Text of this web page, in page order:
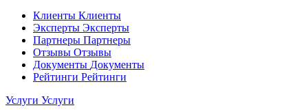
Клиенты Клиенты
Эксперты Эксперты
Партнеры Партнеры
Отзывы Отзывы
Документы Документы
Рейтинги Рейтинги
Услуги Услуги